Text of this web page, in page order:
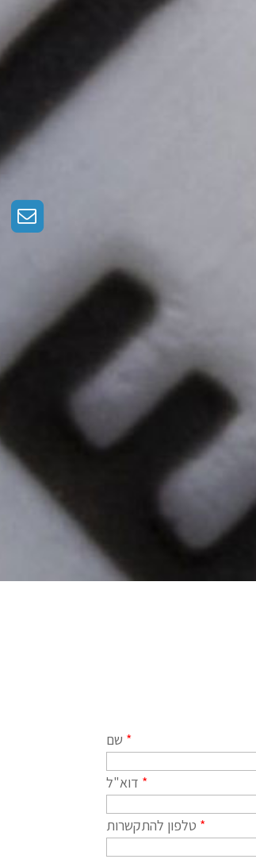
*
*
*